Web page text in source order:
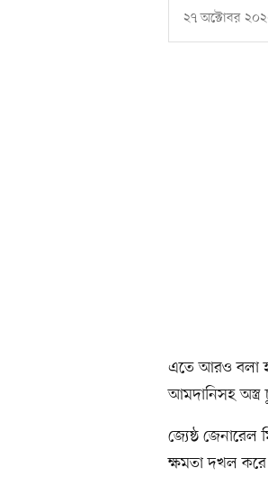
২৭ অক্টোবর
এতে আরও বলা
আমদানিসহ অস্ত্র
জ্যেষ্ঠ জেনারেল
ক্ষমতা দখল করে